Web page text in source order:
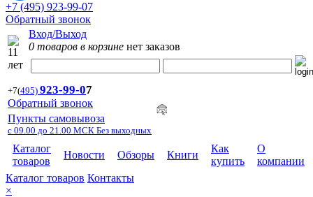
+7 (495) 923-99-07
Обратный звонок
Вход/Выход
0 товаров в корзине нет заказов
+7(495) 923-99-07
Обратный звонок
Пункты самовывоза
с 09.00 до 21.00 МСК Без выходных
Каталог
товаров
Новости Обзоры Книги
Как
купить
О
компании
Каталог товаров Контакты
×